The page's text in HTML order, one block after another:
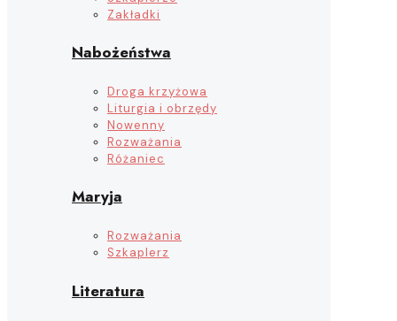
Zakładki
Nabożeństwa
Droga krzyżowa
Liturgia i obrzędy
Nowenny
Rozważania
Różaniec
Maryja
Rozważania
Szkaplerz
Literatura